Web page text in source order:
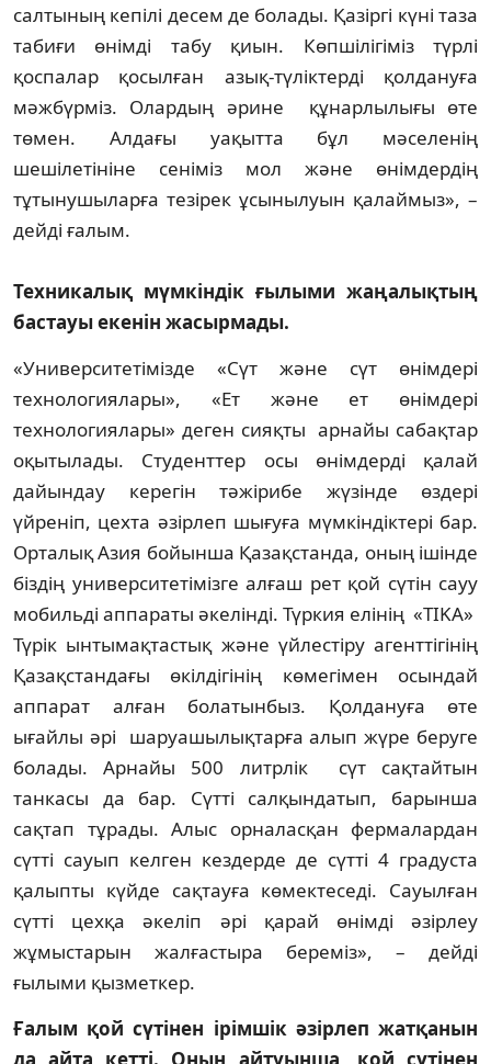
салтының кепілі десем де болады. Қазіргі күні таза
табиғи өнімді табу қиын. Көпшілігіміз түрлі
қоспалар қосылған азық-түліктерді қолдануға
мәжбүрміз. Олардың әрине құнарлылығы өте
төмен. Алдағы уақытта бұл мәселенің
шешілетініне сеніміз мол және өнімдердің
тұтынушыларға тезірек ұсынылуын қалаймыз», –
дейді ғалым.
Техникалық мүмкіндік ғылыми жаңалықтың
бастауы екенін жасырмады.
«Университетімізде «Сүт және сүт өнімдері
технологиялары», «Ет және ет өнімдері
технологиялары» деген сияқты арнайы сабақтар
оқытылады. Студенттер осы өнімдерді қалай
дайындау керегін тәжірибе жүзінде өздері
үйреніп, цехта әзірлеп шығуға мүмкіндіктері бар.
Орталық Азия бойынша Қазақстанда, оның ішінде
біздің университетімізге алғаш рет қой сүтін сауу
мобильді аппараты әкелінді. Түркия елінің «TIKA»
Түрік ынтымақтастық және үйлестіру агенттігінің
Қазақстандағы өкілдігінің көмегімен осындай
аппарат алған болатынбыз. Қолдануға өте
ығайлы әрі шаруашылықтарға алып жүре беруге
болады. Арнайы 500 литрлік сүт сақтайтын
танкасы да бар. Сүтті салқындатып, барынша
сақтап тұрады. Алыс орналасқан фермалардан
сүтті сауып келген кездерде де сүтті 4 градуста
қалыпты күйде сақтауға көмектеседі. Сауылған
сүтті цехқа әкеліп әрі қарай өнімді әзірлеу
жұмыстарын жалғастыра береміз», – дейді
ғылыми қызметкер.
Ғалым қой сүтінен ірімшік әзірлеп жатқанын
да айта кетті. Оның айтуынша, қой сүтінен